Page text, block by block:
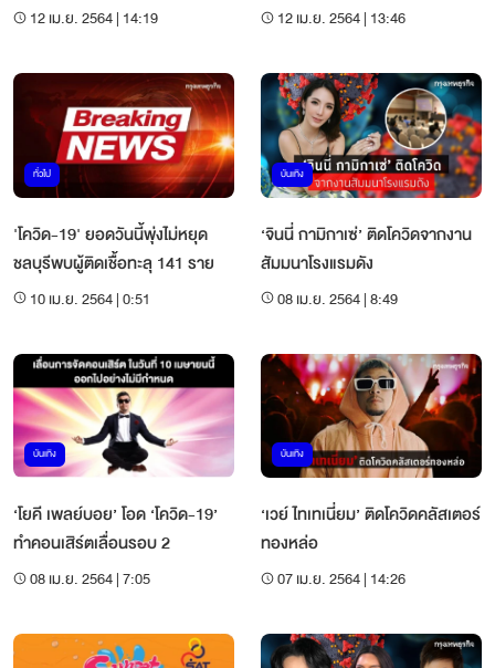
12 เม.ย. 2564 | 14:19 12 เม.ย. 2564 | 13:46
ทั่วไป
'โควิด-19' ยอดวันนี้พุ่งไม่หยุด
ชลบุรีพบผู้ติดเชื้อทะลุ 141 ราย
10 เม.ย. 2564 | 0:51
บันเทิง
‘จินนี่ กามิกาเซ่’ ติดโควิดจากงาน
สัมมนาโรงแรมดัง
08 เม.ย. 2564 | 8:49
บันเทิง
‘โยคี เพลย์บอย’ โอด ‘โควิด-19’
ทำคอนเสิร์ตเลื่อนรอบ 2
08 เม.ย. 2564 | 7:05
บันเทิง
‘เวย์ ไทเทเนี่ยม’ ติดโควิดคลัสเตอร์
ทองหล่อ
07 เม.ย. 2564 | 14:26